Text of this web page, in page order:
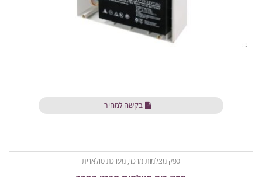
בקשה למחיר
ספק מצלמות מרכזי, מערכת סולארית